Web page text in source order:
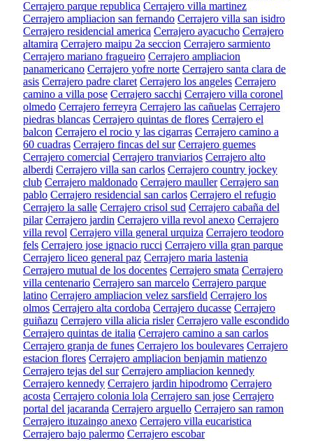
Cerrajero parque republica Cerrajero villa martinez
Cerrajero ampliacion san fernando Cerrajero villa san isidro
Cerrajero residencial america Cerrajero ayacucho Cerrajero
altamira Cerrajero maipu 2a seccion Cerrajero sarmiento
Cerrajero mariano fragueiro Cerrajero ampliacion
panamericano Cerrajero yofre norte Cerrajero santa clara de
asis Cerrajero padre claret Cerrajero los angeles Cerrajero
camino a villa pose Cerrajero sacchi Cerrajero villa coronel
olmedo Cerrajero ferreyra Cerrajero las cañuelas Cerrajero
piedras blancas Cerrajero quintas de flores Cerrajero el
balcon Cerrajero el rocio y las cigarras Cerrajero camino a
60 cuadras Cerrajero fincas del sur Cerrajero guemes
Cerrajero comercial Cerrajero tranviarios Cerrajero alto
alberdi Cerrajero villa san carlos Cerrajero country jockey
club Cerrajero maldonado Cerrajero mauller Cerrajero san
pablo Cerrajero residencial san carlos Cerrajero el refugio
Cerrajero la salle Cerrajero crisol sud Cerrajero cabaña del
pilar Cerrajero jardin Cerrajero villa revol anexo Cerrajero
villa revol Cerrajero villa general urquiza Cerrajero teodoro
fels Cerrajero jose ignacio rucci Cerrajero villa gran parque
Cerrajero liceo general paz Cerrajero maria lastenia
Cerrajero mutual de los docentes Cerrajero smata Cerrajero
villa centenario Cerrajero san marcelo Cerrajero parque
latino Cerrajero ampliacion velez sarsfield Cerrajero los
olmos Cerrajero alta cordoba Cerrajero ducasse Cerrajero
guiñazu Cerrajero villa alicia risler Cerrajero valle escondido
Cerrajero quintas de italia Cerrajero camino a san carlos
Cerrajero granja de funes Cerrajero los boulevares Cerrajero
estacion flores Cerrajero ampliacion benjamin matienzo
Cerrajero tejas del sur Cerrajero ampliacion kennedy
Cerrajero kennedy Cerrajero jardin hipodromo Cerrajero
acosta Cerrajero colonia lola Cerrajero san jose Cerrajero
portal del jacaranda Cerrajero arguello Cerrajero san ramon
Cerrajero ituzaingo anexo Cerrajero villa eucaristica
Cerrajero bajo palermo Cerrajero escobar